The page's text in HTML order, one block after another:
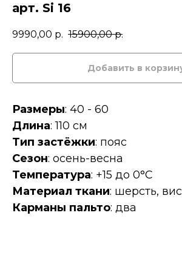
арт. Si 16
9990,00 р. 15900,00 р.
Добавить в
Размеры: 40 - 60
Длина: 110 см
Тип застёжки: пояс
Сезон: осень-весна
Температура: +15 до 0°C
Материал ткани: шерсть,
Карманы пальто: два